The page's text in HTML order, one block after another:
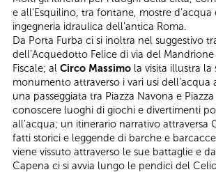
e all’Esquilino, tra fontane, mostre d’acqua
ingegneria idraulica dell’antica Roma.
Da Porta Furba ci si inoltra nel suggestivo
dell’Acquedotto Felice di via del
Fiscale; al Circo Massimo la visita illustra la
monumento attraverso i vari usi dell’acqua
una passeggiata tra Piazza Navona e
conoscere luoghi di giochi e divertimenti
all’acqua; un itinerario narrativo attraversa
fatti storici e leggende di barche e
viene vissuto attraverso le sue battaglie e
Capena ci si avvia lungo le pendici del